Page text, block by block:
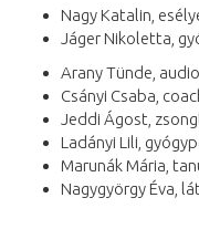
Nagy Katalin,
Jáger Nikoletta,
Arany Tünde,
Csányi Csaba,
Jeddi Ágost,
Ladányi Lili,
Marunák Mária,
Nagygyörgy Éva,